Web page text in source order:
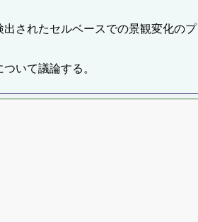
されたセルベースでの景観変化の
いて議論する。